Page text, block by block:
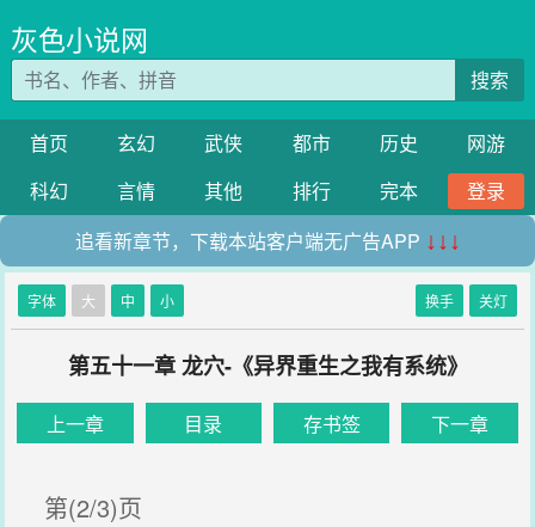
灰色小说网
搜索
首页 玄幻 武侠 都市 历史
网游
科幻
言情 其他 排行 完本
登录
追看新章节，下载本站客户端无广告APP ↓↓↓
字体 大 中 小 换手 关灯
第五十一章 龙穴-《异界重生之我有系统》
上一章 目录 存书签 下一章
第(2/3)页